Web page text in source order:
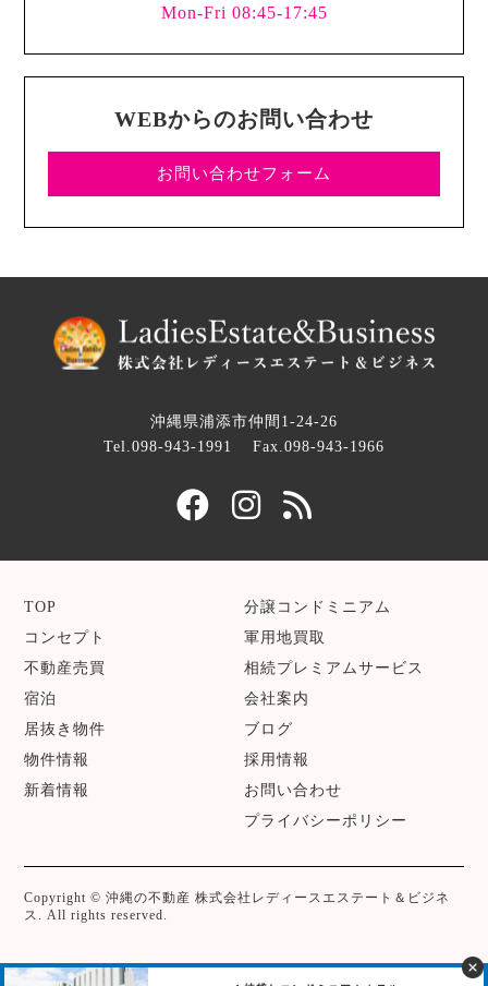
Mon-Fri 08:45-17:45
WEBからのお問い合わせ
お問い合わせフォーム
沖縄県浦添市仲間1-24-26
Tel.098-943-1991
Fax.098-943-1966
TOP
コンセプト
不動産売買
宿泊
居抜き物件
物件情報
新着情報
分譲コンドミニアム
軍用地買取
相続プレミアムサービス
会社案内
ブログ
採用情報
お問い合わせ
プライバシーポリシー
Copyright © 沖縄の不動産 株式会社レディースエステート＆ビジネ
ス. All rights reserved.